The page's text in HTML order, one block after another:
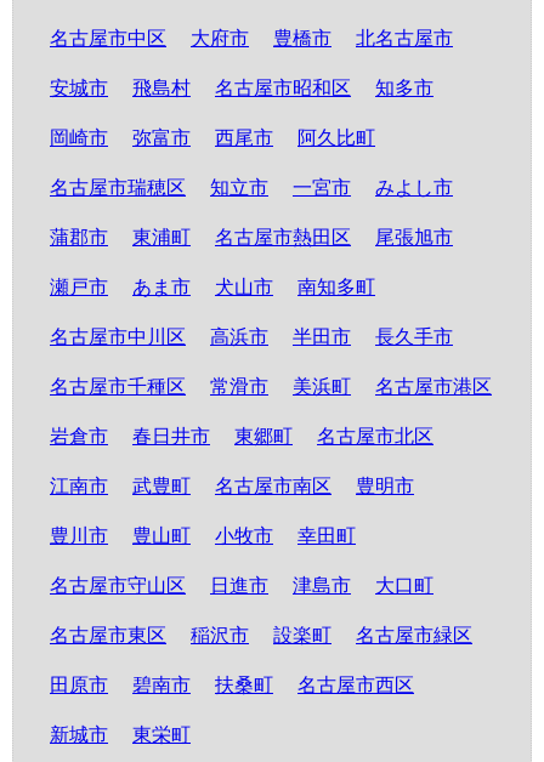
名古屋市中区 大府市 豊橋市 北名古屋市
安城市 飛島村 名古屋市昭和区 知多市
岡崎市 弥富市 西尾市 阿久比町
名古屋市瑞穂区 知立市 一宮市 みよし市
蒲郡市 東浦町 名古屋市熱田区 尾張旭市
瀬戸市 あま市 犬山市 南知多町
名古屋市中川区 高浜市 半田市 長久手市
名古屋市千種区 常滑市 美浜町 名古屋市港区
岩倉市 春日井市 東郷町 名古屋市北区
江南市 武豊町 名古屋市南区 豊明市
豊川市 豊山町 小牧市 幸田町
名古屋市守山区 日進市 津島市 大口町
名古屋市東区 稲沢市 設楽町 名古屋市緑区
田原市 碧南市 扶桑町 名古屋市西区
新城市 東栄町